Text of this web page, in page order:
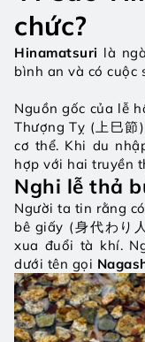
chức?
Hinamatsuri là
bình an và có cuộc
Nguồn gốc của lễ
Thượng Tỵ (上巳
cơ thể. Khi du
hợp với hai truyền
Nghi lễ thả
Người ta tin rằng
bê giấy (身代わり
xua đuổi tà khí.
dưới tên gọi